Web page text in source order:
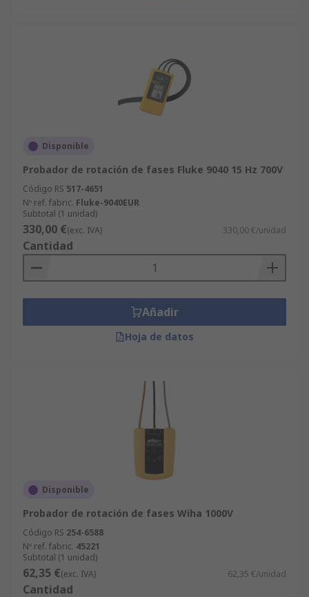
Disponible
Probador de rotación de fases Fluke 9040 15 Hz 700V
Código RS 517-4651
Nº ref. fabric. Fluke-9040EUR
Subtotal (1 unidad)
330,00 €(exc. IVA) 330,00 €/unidad
Cantidad
Añadir
Hoja de datos
Disponible
Probador de rotación de fases Wiha 1000V
Código RS 254-6588
Nº ref. fabric. 45221
Subtotal (1 unidad)
62,35 €(exc. IVA) 62,35 €/unidad
Cantidad